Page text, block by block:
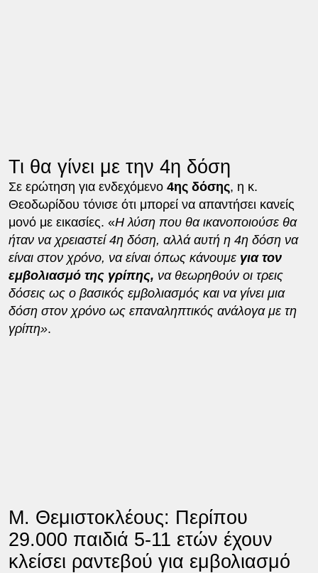
Τι θα γίνει με την 4η δόση
Σε ερώτηση για ενδεχόμενο 4ης δόσης, η κ.
Θεοδωρίδου τόνισε ότι μπορεί να απαντήσει κανείς
μονό με εικασίες. «Η λύση που θα ικανοποιούσε θα
ήταν να χρειαστεί 4η δόση, αλλά αυτή η 4η δόση να
είναι στον χρόνο, να είναι όπως κάνουμε για τον
εμβολιασμό της γρίπης, να θεωρηθούν οι τρεις
δόσεις ως ο βασικός εμβολιασμός και να γίνει μια
δόση στον χρόνο ως επαναληπτικός ανάλογα με τη
γρίπη».
Μ. Θεμιστοκλέους: Περίπου
29.000 παιδιά 5-11 ετών έχουν
κλείσει ραντεβού για εμβολιασμό